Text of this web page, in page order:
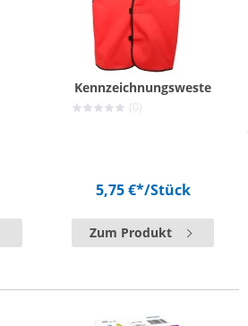
Kennzeichnungsweste
(0)
5,75 €*/Stück
Zum Produkt